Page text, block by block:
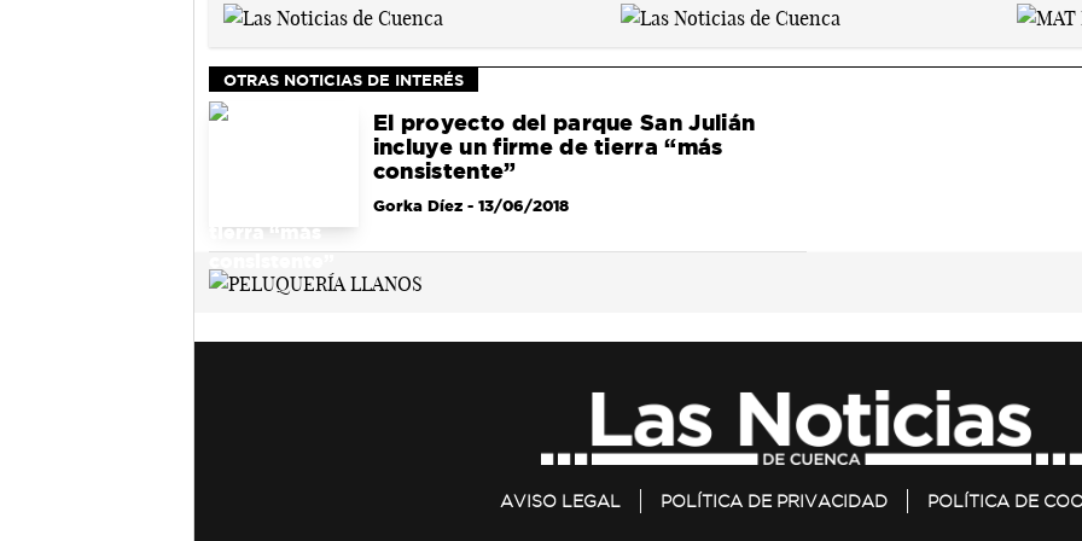
OTRAS NOTICIAS DE INTERÉS
El proyecto del parque San Julián
incluye un firme de tierra “más
consistente”
Gorka Díez- 13/06/2018
AVISO LEGAL POLÍTICA DE PRIVACIDAD POLÍTICA DE